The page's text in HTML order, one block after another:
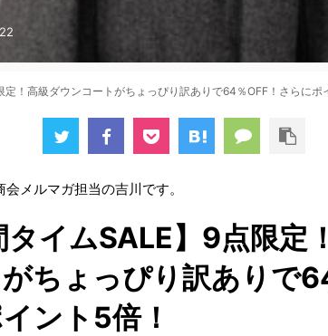
定！高級ダウンコートがちょっぴり訳ありで64％OFF！さらにポ
メルマガ担当の吉川です。
タイムSALE】9点限定
ちょっぴり訳ありで
ント5倍！